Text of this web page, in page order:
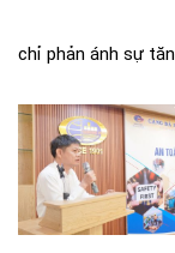
chỉ phản ánh sự